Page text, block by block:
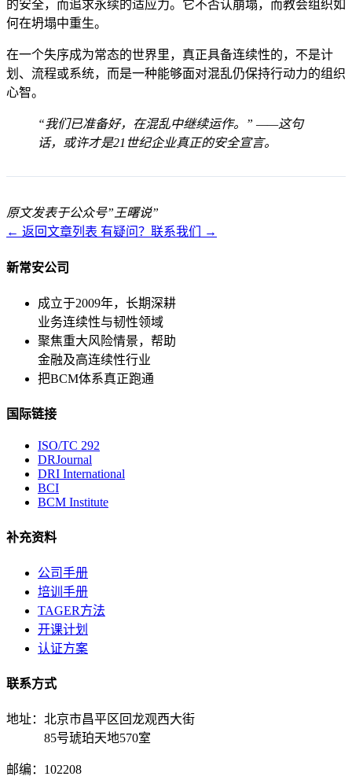
的安全，而追求永续的适应力。它不否认崩塌，而教会组织如
何在坍塌中重生。
在一个失序成为常态的世界里，真正具备连续性的，不是计
划、流程或系统，而是一种能够面对混乱仍保持行动力的组织
心智。
“我们已准备好，在混乱中继续运作。” ——这句
话，或许才是21世纪企业真正的安全宣言。
原文发表于公众号”王曙说”
← 返回文章列表 有疑问？联系我们 →
新常安公司
成立于2009年，长期深耕
业务连续性与韧性领域
聚焦重大风险情景，帮助
金融及高连续性行业
把BCM体系真正跑通
国际链接
ISO/TC 292
DRJournal
DRI International
BCI
BCM Institute
补充资料
公司手册
培训手册
TAGER方法
开课计划
认证方案
联系方式
地址：北京市昌平区回龙观西大街
85号琥珀天地570室
邮编：102208